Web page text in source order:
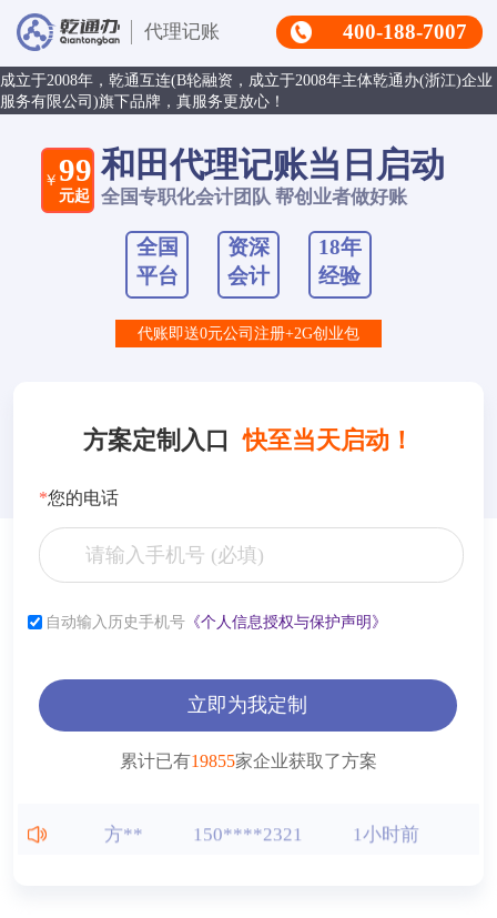
代理记账 400-188-7007
成立于2008年，乾通互连(B轮融资，成立于2008年主体乾通办(浙江)企业
服务有限公司)旗下品牌，真服务更放心！
￥99
元起
和田代理记账当日启动
全国专职化会计团队 帮创业者做好账
全国
平台
资深
会计
18年
经验
代账即送0元公司注册+2G创业包
方案定制入口快至当天启动！
*您的电话
自动输入历史手机号《个人信息授权与保护声明》
立即为我定制
累计已有19855家企业获取了方案
张** 153****2321
150****9568
王** 150****2321 1小时前